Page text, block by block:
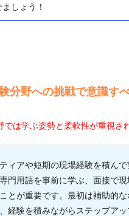
しょう！
分野への挑戦で意識す
では学ぶ姿勢と柔軟性が重視さ
ィアや短期の現場経験を積んで
門用語を事前に学ぶ、面接で
とが重要です。最初は補助的
経験を積みながらステップア